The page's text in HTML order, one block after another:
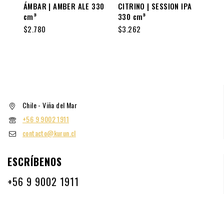
ÁMBAR | AMBER ALE 330
cm³
$2.780
CITRINO | SESSION IPA
330 cm³
$3.262
Chile - Viña del Mar
+56 9 9002 1911
contacto@kurun.cl
ESCRÍBENOS
+56 9 9002 1911